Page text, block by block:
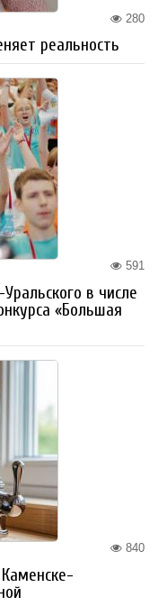
280
реальность
591
в числе
«Большая
840